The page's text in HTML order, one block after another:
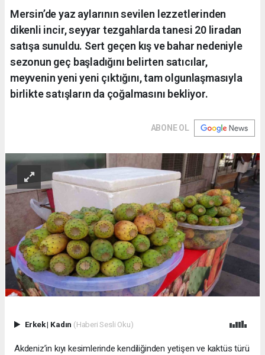
Mersin’de yaz aylarının sevilen lezzetlerinden
dikenli incir, seyyar tezgahlarda tanesi 20 liradan
satışa sunuldu. Sert geçen kış ve bahar nedeniyle
sezonun geç başladığını belirten satıcılar,
meyvenin yeni yeni çıktığını, tam olgunlaşmasıyla
birlikte satışların da çoğalmasını bekliyor.
ABONE OL
Erkek| Kadın (Haberi Sesli Oku)
Akdeniz’in kıyı kesimlerinde kendiliğinden yetişen ve kaktüs türü